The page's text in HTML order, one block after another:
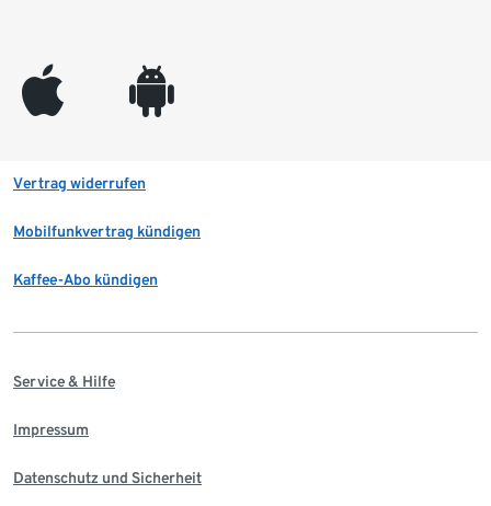
appleinc android
Vertrag widerrufen
Mobilfunkvertrag kündigen
Kaffee-Abo kündigen
Service & Hilfe
Impressum
Datenschutz und Sicherheit